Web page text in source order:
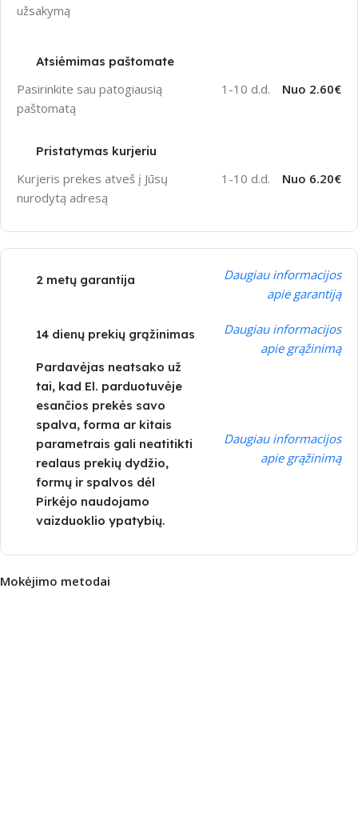
užsakymą
Atsiėmimas paštomate
Pasirinkite sau patogiausią
paštomatą
1-10 d.d. Nuo 2.60€
Pristatymas kurjeriu
Kurjeris prekes atveš į Jūsų
nurodytą adresą
1-10 d.d. Nuo 6.20€
2 metų garantija
Daugiau informacijos
apie garantiją
14 dienų prekių grąžinimas
Daugiau informacijos
apie grąžinimą
Pardavėjas neatsako už
tai, kad El. parduotuvėje
esančios prekės savo
spalva, forma ar kitais
parametrais gali neatitikti
realaus prekių dydžio,
formų ir spalvos dėl
Pirkėjo naudojamo
vaizduoklio ypatybių.
Daugiau informacijos
apie grąžinimą
Mokėjimo metodai